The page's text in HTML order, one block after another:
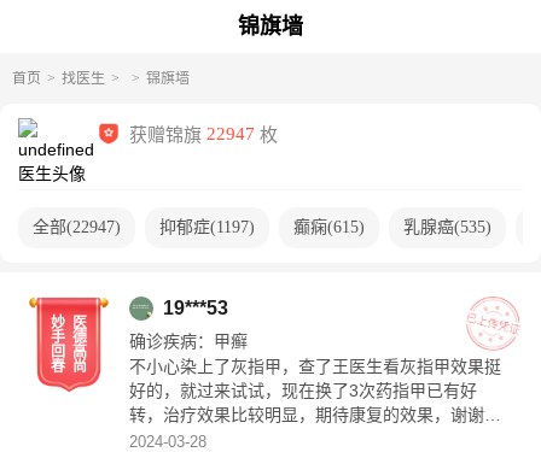
锦旗墙
首页 找医生 锦旗墙
获赠锦旗 22947 枚
全部(22947) 抑郁症(1197) 癫痫(615) 乳腺癌(535)
妙
手
回
春
医
德
高
尚
19***53
确诊疾病： 甲癣
不小心染上了灰指甲，查了王医生看灰指甲效果挺
好的，就过来试试，现在换了3次药指甲已有好
转，治疗效果比较明显，期待康复的效果，谢谢王
主任！
2024-03-28